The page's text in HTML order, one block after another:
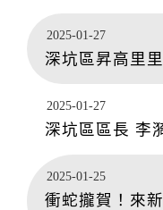
2025-01-27
深坑區昇高里
2025-01-27
深坑區區長 李
2025-01-25
衝蛇攏賀！來